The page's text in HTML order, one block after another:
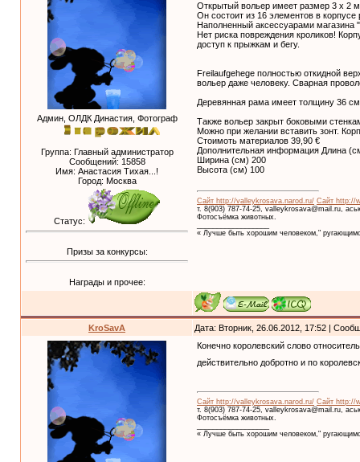
Админ, ОЛДК Династия, Фотограф
Группа: Главный администратор
Сообщений: 15858
Имя: Анастасия Тихая...!
Город: Москва
Статус:
Призы за конкурсы:
Награды и прочее:
Открытый вольер имеет размер 3 х 2
Он состоит из 16 элементов в
Наполненный аксессуарами магазина
Нет риска повреждения кроликов!
доступ к прыжкам и бегу.
Freilaufgehege полностью откидной
вольер даже человеку. Сварная
Деревянная рама имеет толщину 36
Также вольер закрыт боковыми
Можно при желании вставить зонт.
Стоимоть материалов 39,90 €
Дополнительная информация Длина
Ширина (см) 200
Высота (см) 100
Сайт http://valleykrosava.narod.ru/ Сайт http://
т. 8(903) 787-74-25, valleykrosava@mail.ru,
Фотосъёмка животных.
« Лучше быть хорошим человеком,"
KroSavA Дата: Вторник, 26.06.2012, 17:52 |
Конечно королевский слово
действительно добротно и по
Сайт http://valleykrosava.narod.ru/ Сайт http://
т. 8(903) 787-74-25, valleykrosava@mail.ru,
Фотосъёмка животных.
« Лучше быть хорошим человеком,"